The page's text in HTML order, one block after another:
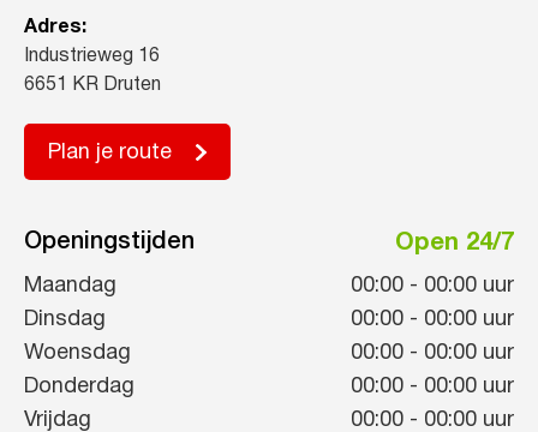
Adres:
Industrieweg 16
6651 KR Druten
Plan je route
Openingstijden Open 24/7
Maandag 00:00 - 00:00 uur
Dinsdag
00:00 - 00:00 uur
Woensdag
00:00 - 00:00 uur
Donderdag
00:00 - 00:00 uur
Vrijdag
00:00 - 00:00 uur